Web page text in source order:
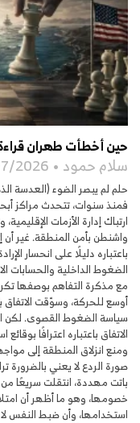
حين أخطأت طهران
سلام حمود 2026
فمنذ سنوات، تتحدث مراكز
ارتباك إدارة الأزمات
واشنطن بأمن المنطقة. غير
باعتباره دليلًا على انحسار
الضغوط الداخلية والحسابات
مع مذكرة التفاهم بوصفها
أوسع للحركة، وسوّقت الاتفاق
سياسة الضغوط القصوى. لكن
الاتفاق باعتباره اعترافًا
ومنع انزلاق المنطقة إلى
صورة الردع لا يعني
باتت مهددة، انتقلت سريعًا
خصومها، وهو ما أظهر أن
استخدامها، وأن ضبط النفس